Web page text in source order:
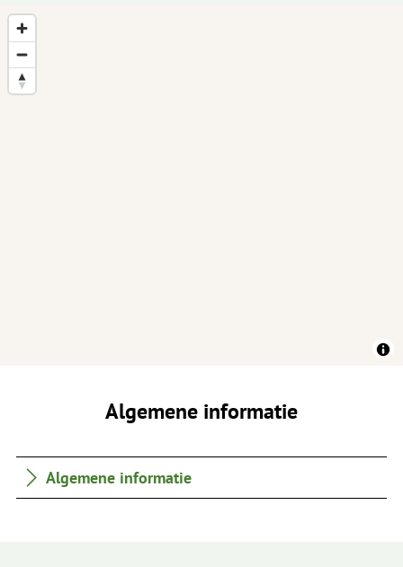
Algemene informatie
Algemene informatie